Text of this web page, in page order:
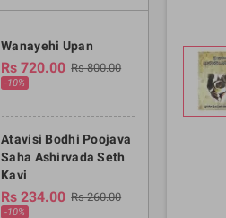
Wanayehi Upan
Rs 720.00 Rs 800.00
-10%
Atavisi Bodhi Poojava
Saha Ashirvada Seth
Kavi
Rs 234.00 Rs 260.00
-10%